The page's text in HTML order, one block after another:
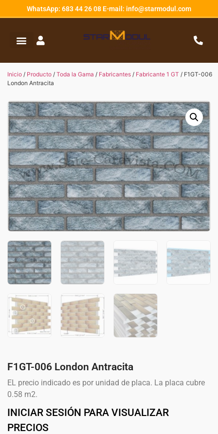
WhatsApp: 683 44 26 08 E-mail: info@starmodul.com
Inicio / Producto / Toda la Gama / Fabricantes / Fabricante 1 GT / F1GT-006
London Antracita
F1GT-006 London Antracita
EL precio indicado es por unidad de placa. La placa cubre
0.58 m2.
INICIAR SESIÓN PARA VISUALIZAR
PRECIOS